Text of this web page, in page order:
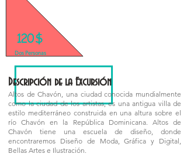
120 $
Dos Personas
Descripción de la Excursión
Altos de Chavón, una ciudad conocida mundialmente
como la ciudad de los artistas, es una antigua villa de
estilo mediterráneo construida en una altura sobre el
río Chavón en la República Dominicana. Altos de
Chavón tiene una escuela de diseño, donde
encontraremos Diseño de Moda, Gráfica y Digital,
Bellas Artes e Ilustración.